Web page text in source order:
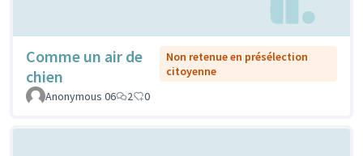
Comme un air de
chien
Non retenue en présélection
citoyenne
Anonymous 06
2 0